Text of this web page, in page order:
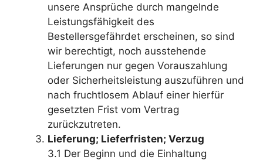
unsere Ansprüche durch mangelnde
Leistungsfähigkeit des
Bestellersgefährdet erscheinen, so sind
wir berechtigt, noch ausstehende
Lieferungen nur gegen Vorauszahlung
oder Sicherheitsleistung auszuführen und
nach fruchtlosem Ablauf einer hierfür
gesetzten Frist vom Vertrag
zurückzutreten.
Lieferung; Lieferfristen; Verzug
3.1 Der Beginn und die Einhaltung